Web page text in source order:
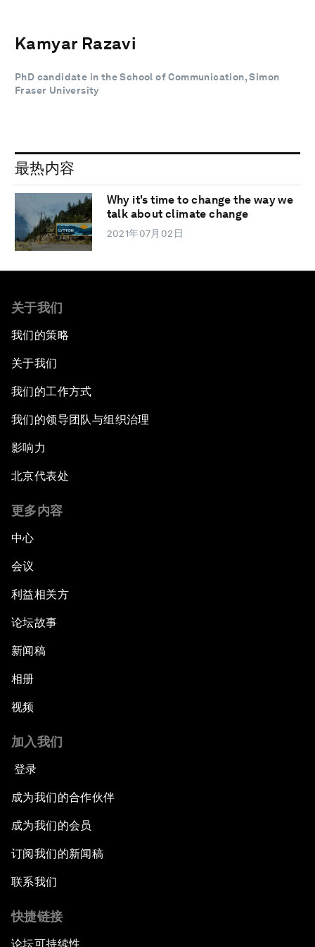
Kamyar Razavi
PhD candidate in the School of Communication, Simon
Fraser University
最热内容
Why it's time to change the way we
talk about climate change
2021年07月02日
关于我们
我们的策略
关于我们
我们的工作方式
我们的领导团队与组织治理
影响力
北京代表处
更多内容
中心
会议
利益相关方
论坛故事
新闻稿
相册
视频
加入我们
登录
成为我们的合作伙伴
成为我们的会员
订阅我们的新闻稿
联系我们
快捷链接
论坛可持续性